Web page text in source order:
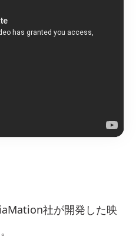
社が開発した映